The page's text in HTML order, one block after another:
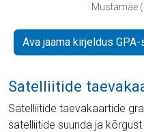
Mustamäe
Ava jaama kirjeldus GPA-
Satelliitide
Satelliitide taevakaartide
satelliitide suunda ja